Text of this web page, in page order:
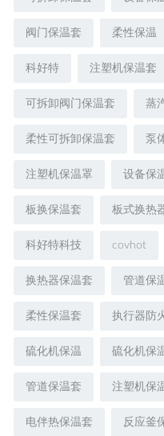
阀门保温套 柔性保温
科好特 注塑机保温套
可拆卸阀门保温套 蒸
柔性可拆卸保温套 泵
注塑机保温罩 设备保
板换保温套 板式换热
科好特科技 covhot
换热器保温套 管道保
柔性保温套 执行器防
硫化机保温 硫化机保
管道保温套 注塑机保
电伴热保温套 反应釜